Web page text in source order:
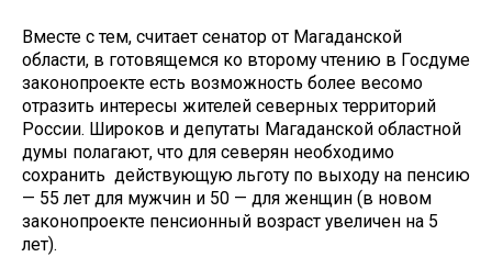
Вместе с тем, считает сенатор от Магаданской
области, в готовящемся ко второму чтению в Госдуме
законопроекте есть возможность более весомо
отразить интересы жителей северных территорий
России. Широков и депутаты Магаданской областной
думы полагают, что для северян необходимо
сохранить действующую льготу по выходу на пенсию
— 55 лет для мужчин и 50 — для женщин (в новом
законопроекте пенсионный возраст увеличен на 5
лет).